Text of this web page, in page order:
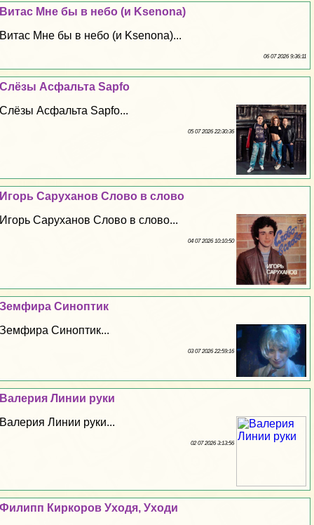
Витас Мне бы в небо (и Ksenona)
Витас Мне бы в небо (и Ksenona)...
06 07 2026 9:36:11
Слёзы Асфальта Sapfo
Слёзы Асфальта Sapfo...
05 07 2026 22:30:36
Игорь Саруханов Слово в слово
Игорь Саруханов Слово в слово...
04 07 2026 10:10:50
Земфира Синоптик
Земфира Синоптик...
03 07 2026 22:59:16
Валерия Линии руки
Валерия Линии руки...
02 07 2026 3:13:56
Филипп Киркоров Уходя, Уходи